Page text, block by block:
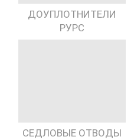
ДОУПЛОТНИТЕЛИ
РУРС
СЕДЛОВЫЕ ОТВОДЫ